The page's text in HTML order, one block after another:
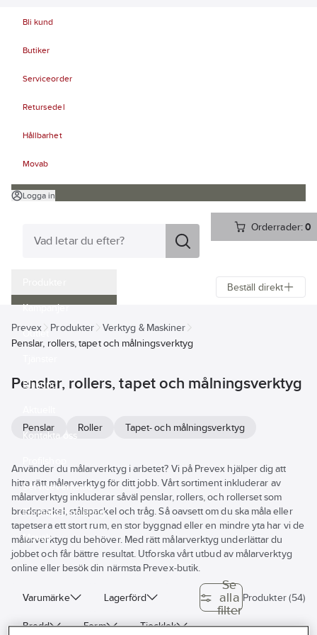
Bli kund
Butiker
Serviceorder
Retursedel
Hållbarhet
Movab
Logga in
Orderrader:0
Kampanjer
Outlet
Bli kund
Kontakta oss
Serviceverkstad
Företagsprofilering
Movab
Beställ direkt
Prevex Produkter
Verktyg & Maskiner
Penslar, rollers, tapet och målningsverktyg
Penslar, rollers, tapet och målningsverktyg
Penslar Roller Tapet- och målningsverktyg
Använder du målarverktyg i arbetet? Vi på Prevex hjälper dig att
hitta rätt målarverktyg för ditt jobb. Vårt sortiment inkluderar av
målarverktyg inkluderar såväl penslar, rollers, och rollerset som
bredspackel, stålspackel och tråg. Så oavsett om du ska måla eller
tapetsera ett stort rum, en stor byggnad eller en mindre yta har vi de
målarverktyg du behöver. Med rätt målarverktyg underlättar du
jobbet och får bättre resultat. Utforska vårt utbud av målarverktyg
online eller besök din närmsta Prevex-butik.
Varumärke Lagerförd
Bredd Form Tjocklek
Se
alla
filter
Produkter (54)